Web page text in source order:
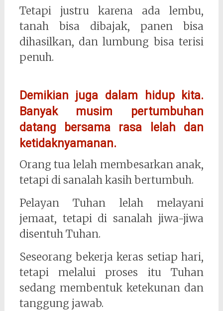
Tetapi justru karena ada lembu,
tanah bisa dibajak, panen bisa
dihasilkan, dan lumbung bisa terisi
penuh.
Demikian juga dalam hidup kita.
Banyak musim pertumbuhan
datang bersama rasa lelah dan
ketidaknyamanan.
Orang tua lelah membesarkan anak,
tetapi di sanalah kasih bertumbuh.
Pelayan Tuhan lelah melayani
jemaat, tetapi di sanalah jiwa-jiwa
disentuh Tuhan.
Seseorang bekerja keras setiap hari,
tetapi melalui proses itu Tuhan
sedang membentuk ketekunan dan
tanggung jawab.